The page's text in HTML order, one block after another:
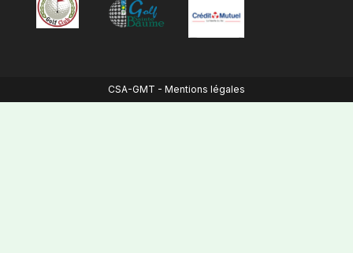
CSA-GMT - Mentions légales